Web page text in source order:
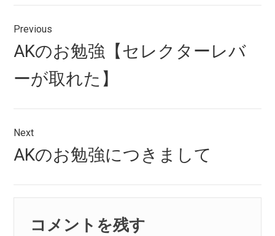
投
稿
ナ
ビ
ゲ
ー
シ
ョ
ン
Previous
Previous
post:
AKのお勉強【セレクターレバ
ーが取れた】
Next
Next
post:
AKのお勉強につきまして
コメントを残す